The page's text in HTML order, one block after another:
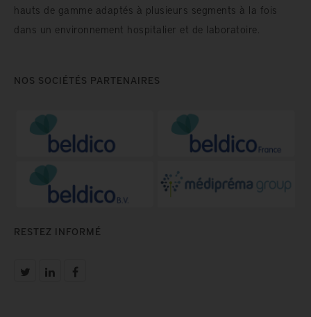
hauts de gamme adaptés à plusieurs segments à la fois
dans un environnement hospitalier et de laboratoire.
NOS SOCIÉTÉS PARTENAIRES
RESTEZ INFORMÉ